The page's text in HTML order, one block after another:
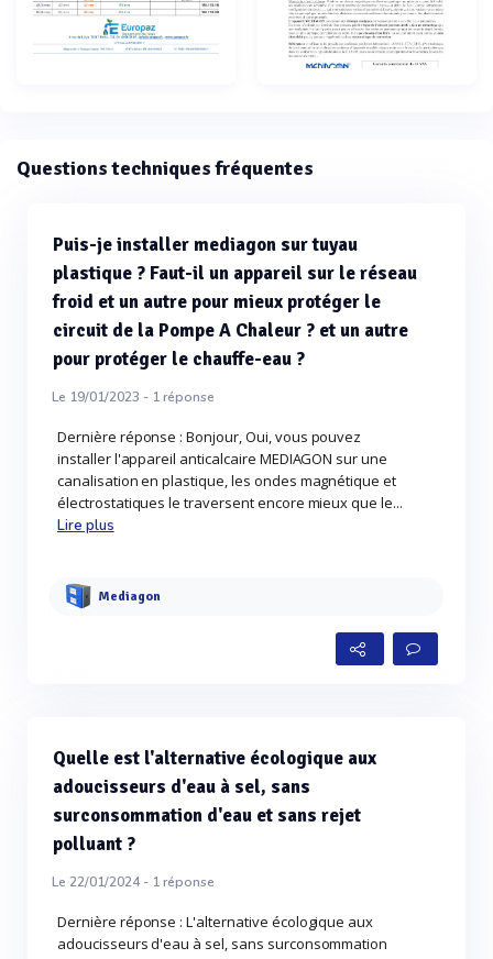
Questions techniques fréquentes
Puis-je installer mediagon sur tuyau
plastique ? Faut-il un appareil sur le réseau
froid et un autre pour mieux protéger le
circuit de la Pompe A Chaleur ? et un autre
pour protéger le chauffe-eau ?
Le 19/01/2023 - 1réponse
Dernière réponse : Bonjour, Oui, vous pouvez
installer l'appareil anticalcaire MEDIAGON sur une
canalisation en plastique, les ondes magnétique et
électrostatiques le traversent encore mieux que le...
Lire plus
Mediagon
Quelle est l'alternative écologique aux
adoucisseurs d'eau à sel, sans
surconsommation d'eau et sans rejet
polluant ?
Le 22/01/2024 - 1réponse
Dernière réponse : L'alternative écologique aux
adoucisseurs d'eau à sel, sans surconsommation